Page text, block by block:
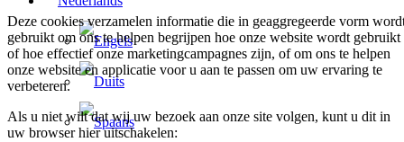
Deze cookies verzamelen informatie die in geaggregeerde vorm
gebruikt om ons te helpen begrijpen hoe onze website wordt gebruikt
of hoe effectief onze marketingcampagnes zijn, of om ons te helpen
onze website en applicatie voor u aan te passen om uw ervaring te
verbeteren.
Als u niet wilt dat wij uw bezoek aan onze site volgen, kunt u dit in
uw browser hier uitschakelen: